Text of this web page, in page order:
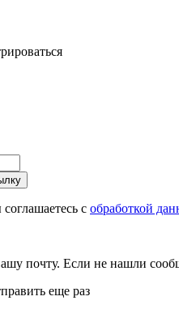
с обработкой
почту. Если не нашли
еще раз